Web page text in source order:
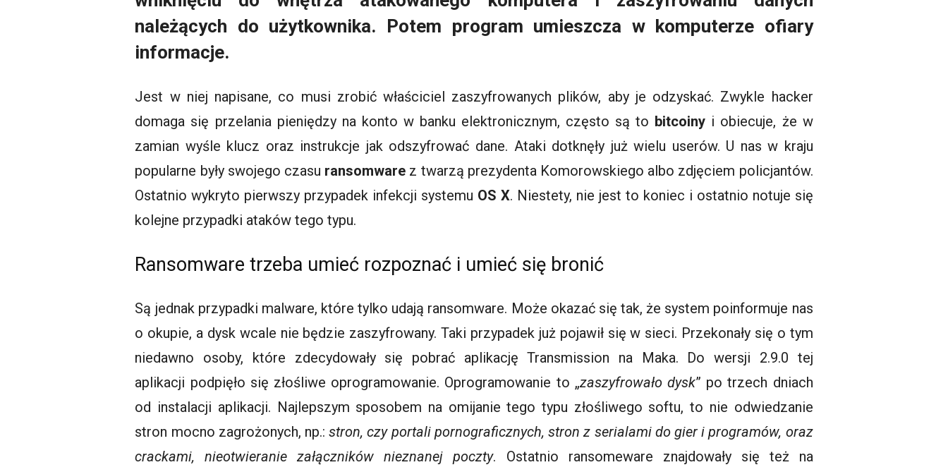
należących do użytkownika. Potem program umieszcza w komputerze ofiary
informacje.
Jest w niej napisane, co musi zrobić właściciel zaszyfrowanych plików, aby je odzyskać. Zwykle hacker
domaga się przelania pieniędzy na konto w banku elektronicznym, często są to bitcoiny i obiecuje, że w
zamian wyśle klucz oraz instrukcje jak odszyfrować dane. Ataki dotknęły już wielu userów. U nas w kraju
popularne były swojego czasu ransomware z twarzą prezydenta Komorowskiego albo zdjęciem policjantów.
Ostatnio wykryto pierwszy przypadek infekcji systemu OS X. Niestety, nie jest to koniec i ostatnio notuje się
kolejne przypadki ataków tego typu.
Ransomware trzeba umieć rozpoznać i umieć się bronić
Są jednak przypadki malware, które tylko udają ransomware. Może okazać się tak, że system poinformuje nas
o okupie, a dysk wcale nie będzie zaszyfrowany. Taki przypadek już pojawił się w sieci. Przekonały się o tym
niedawno osoby, które zdecydowały się pobrać aplikację Transmission na Maka. Do wersji 2.9.0 tej
aplikacji podpięło się złośliwe oprogramowanie. Oprogramowanie to „zaszyfrowało dysk” po trzech dniach
od instalacji aplikacji. Najlepszym sposobem na omijanie tego typu złośliwego softu, to nie odwiedzanie
stron mocno zagrożonych, np.:stron, czy portali pornograficznych, stron z serialami do gier i programów, oraz
crackami, nieotwieranie załączników nieznanej poczty. Ostatnio ransomeware znajdowały się też na